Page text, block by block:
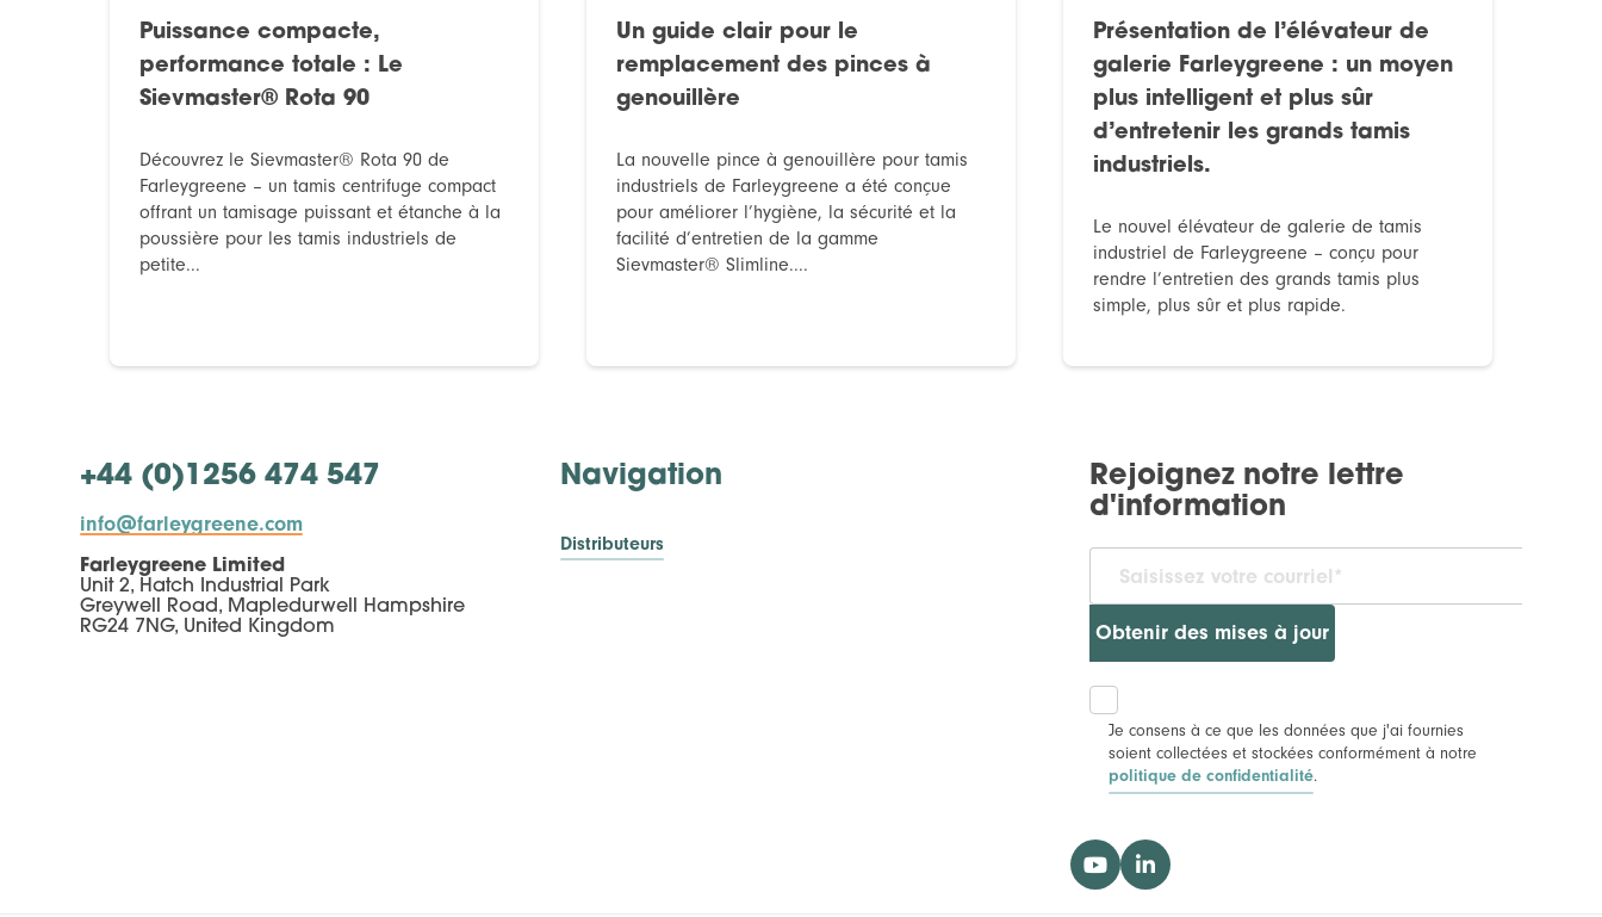
Puissance compacte,
performance totale : Le
Sievmaster® Rota 90
Découvrez le Sievmaster® Rota 90 de
Farleygreene – un tamis centrifuge compact
offrant un tamisage puissant et étanche à la
poussière pour les tamis industriels de
petite...
Un guide clair pour le
remplacement des pinces à
genouillère
La nouvelle pince à genouillère pour tamis
industriels de Farleygreene a été conçue
pour améliorer l’hygiène, la sécurité et la
facilité d’entretien de la gamme
Sievmaster® Slimline....
Présentation de l’élévateur de
galerie Farleygreene : un moyen
plus intelligent et plus sûr
d’entretenir les grands tamis
industriels.
Le nouvel élévateur de galerie de tamis
industriel de Farleygreene – conçu pour
rendre l’entretien des grands tamis plus
simple, plus sûr et plus rapide.
+44 (0)1256 474 547
info@farleygreene.com
Farleygreene Limited
Unit 2, Hatch Industrial Park
Greywell Road, Mapledurwell Hampshire
RG24 7NG, United Kingdom
Navigation
Distributeurs
Rejoignez notre lettre
d'information
Obtenir des mises à jour
Je consens à ce que les données que j'ai fournies
soient collectées et stockées conformément à notre
politique de confidentialité.